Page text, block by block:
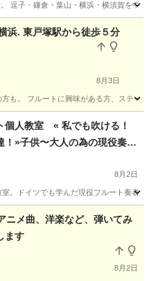
逗子・鎌倉・葉山・横浜・横須賀を
葉山
フルートレッスン 横浜. 東戸塚駅から徒歩５分
8月3日
も。 フルートに興味がある方、ステ
ト 大人
個人教室 « 私でも吹ける！
！»子供〜大人の為の現役奏者
8月2日
。ドイツでも学んだ現役フルート奏者
先生
ニメ曲、洋楽など、弾いてみ
ます
8月2日